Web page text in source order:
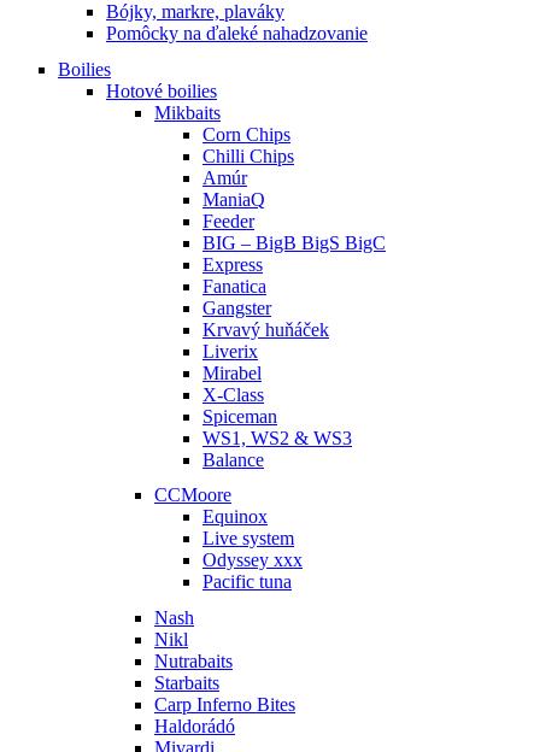
Bójky, markre, plaváky
Pomôcky na ďaleké nahadzovanie
Boilies
Hotové boilies
Mikbaits
Corn Chips
Chilli Chips
Amúr
ManiaQ
Feeder
BIG – BigB BigS BigC
Express
Fanatica
Gangster
Krvavý huňáček
Liverix
Mirabel
X-Class
Spiceman
WS1, WS2 & WS3
Balance
CCMoore
Equinox
Live system
Odyssey xxx
Pacific tuna
Nash
Nikl
Nutrabaits
Starbaits
Carp Inferno Bites
Haldorádó
Mivardi